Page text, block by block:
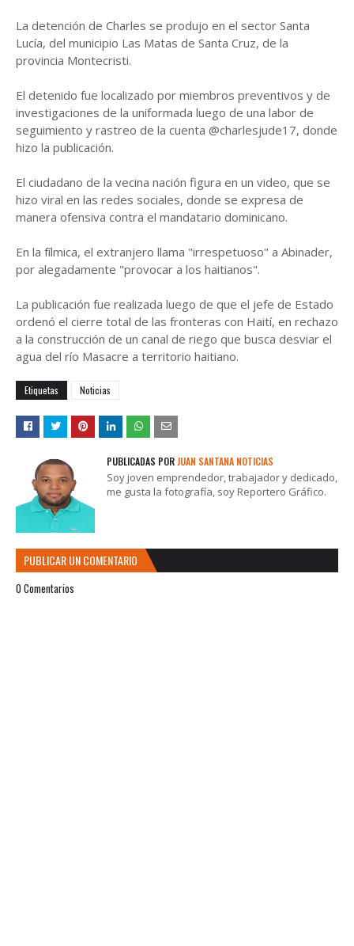
La detención de Charles se produjo en el sector Santa
Lucía, del municipio Las Matas de Santa Cruz, de la
provincia Montecristi.
El detenido fue localizado por miembros preventivos y de
investigaciones de la uniformada luego de una labor de
seguimiento y rastreo de la cuenta @charlesjude17, donde
hizo la publicación.
El ciudadano de la vecina nación figura en un video, que se
hizo viral en las redes sociales, donde se expresa de
manera ofensiva contra el mandatario dominicano.
En la fílmica, el extranjero llama "irrespetuoso" a Abinader,
por alegadamente "provocar a los haitianos".
La publicación fue realizada luego de que el jefe de Estado
ordenó el cierre total de las fronteras con Haití, en rechazo
a la construcción de un canal de riego que busca desviar el
agua del río Masacre a territorio haitiano.
Etiquetas Noticias
PUBLICADAS PORJUAN SANTANA NOTICIAS
Soy joven emprendedor, trabajador y dedicado,
me gusta la fotografía, soy Reportero Gráfico.
PUBLICAR UN COMENTARIO
0 Comentarios